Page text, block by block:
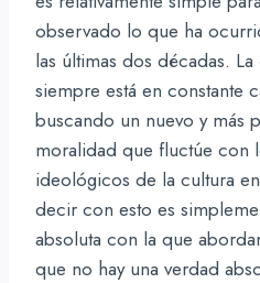
observado lo que ha
las últimas dos décadas.
siempre está en constante
buscando un nuevo y más
moralidad que fluctúe con
ideológicos de la cultura
decir con esto es
absoluta con la que
que no hay una verdad